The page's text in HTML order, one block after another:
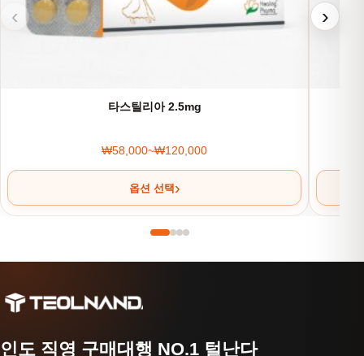
타스틸리아 2.5mg
₩58,000~₩120,000
가격 범위: ₩58,000~₩120,000
옵션 선택
‹ ›
인도 직영 구매대행 NO.1 털난다